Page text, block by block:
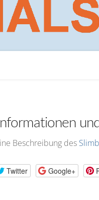
Beschreibung des
Twitter Google+